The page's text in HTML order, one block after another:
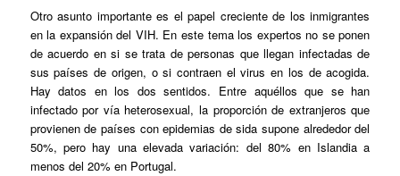
Otro asunto importante es el papel creciente de los inmigrantes
en la expansión del VIH. En este tema los expertos no se ponen
de acuerdo en si se trata de personas que llegan infectadas de
sus países de origen, o si contraen el virus en los de acogida.
Hay datos en los dos sentidos. Entre aquéllos que se han
infectado por vía heterosexual, la proporción de extranjeros que
provienen de países con epidemias de sida supone alrededor del
50%, pero hay una elevada variación: del 80% en Islandia a
menos del 20% en Portugal.